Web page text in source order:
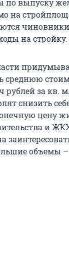
по выпуску
на
на стройку.
среднюю
рублей за кв.
снизить
цену
и
объемы –